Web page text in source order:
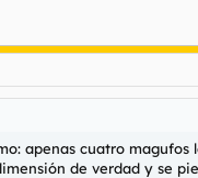
apenas cuatro
de verdad y se